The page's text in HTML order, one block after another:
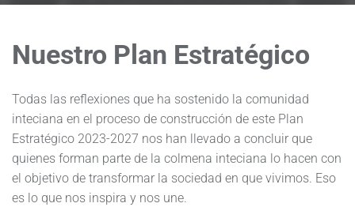
Nuestro Plan Estratégico
Todas las reflexiones que ha sostenido la comunidad
inteciana en el proceso de construcción de este Plan
Estratégico 2023-2027 nos han llevado a concluir que
quienes forman parte de la colmena inteciana lo hacen con
el objetivo de transformar la sociedad en que vivimos. Eso
es lo que nos inspira y nos une.